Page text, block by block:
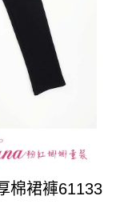
棉裙褲61133